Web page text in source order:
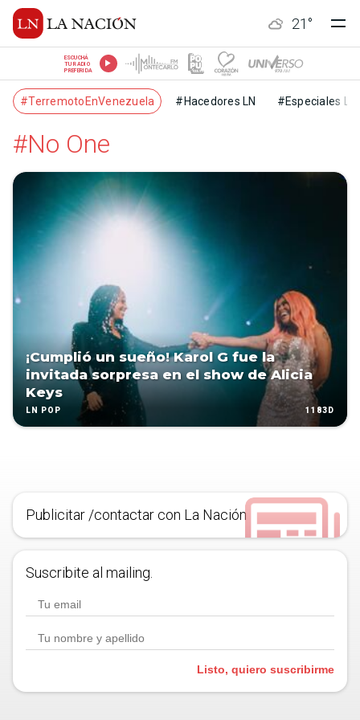
21 °
ESCUCHÁ
TU RADIO
PREFERIDA
#TerremotoEnVenezuela #Hacedores LN #Especiales LN
#No One
¡Cumplió un sueño! Karol G fue la
invitada sorpresa en el show de Alicia
Keys
LN POP 1183D
Publicitar /contactar con La Nación
Suscribite al mailing.
Listo, quiero suscribirme